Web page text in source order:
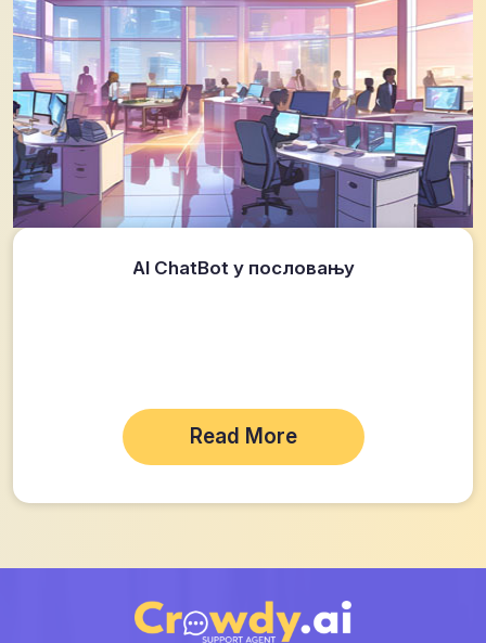
AI ChatBot у пословању
Read More